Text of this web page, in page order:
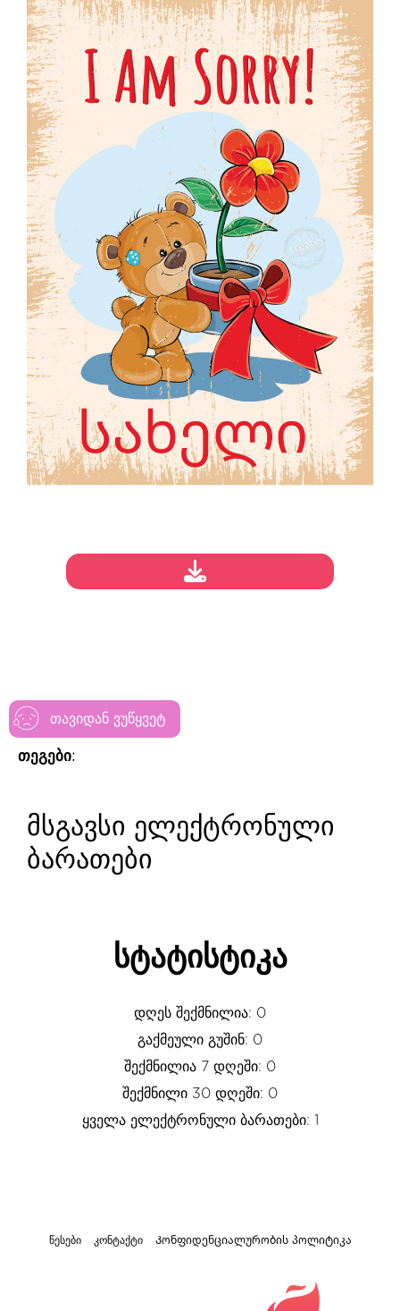
თავიდან ვუწყვეტ
თეგები:
მსგავსი ელექტრონული
ბარათები
სტატისტიკა
დღეს შექმნილია: 0
გაქმეული გუშინ: 0
შექმნილია 7 დღეში: 0
შექმნილი 30 დღეში: 0
ყველა ელექტრონული ბარათები: 1
წესები კონტაქტი Კონფიდენციალურობის პოლიტიკა